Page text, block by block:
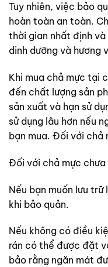
Tuy nhiên, việc bảo
hoàn toàn an toàn.
thời gian nhất định
dinh dưỡng và hương
Khi mua chả mực tại
đến chất lượng sản
sản xuất và hạn sử
sử dụng lâu hơn nếu
bạn mua. Đối với chả
Đối với chả mực chưa
Nếu bạn muốn lưu
khi bảo quản.
Nếu không có điều
rán có thể được đặt
bảo rằng ngăn mát